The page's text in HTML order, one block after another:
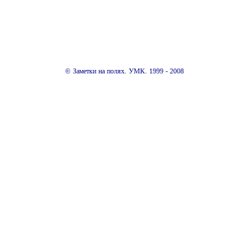
© Заметки на полях. УМК. 1999 - 2008